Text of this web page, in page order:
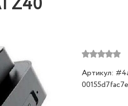
Артикул:
00155d7fac7e